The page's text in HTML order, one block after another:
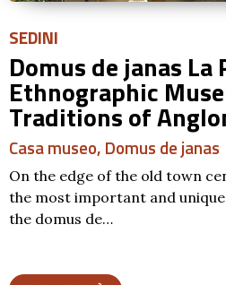
SEDINI
Domus de janas La
Ethnographic
Traditions of
Casa museo, Domus de janas
On the edge of the old town
the most important and
the domus de…